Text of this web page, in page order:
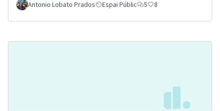
Antonio Lobato Prados Espai Públic 5 8